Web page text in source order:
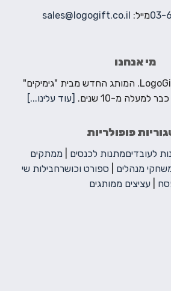
03-מייל: sales@logogift.co.il
מי אנחנו
ברוכים הבאים ל- LogoGift. המותג החדש מבית "גימיקים"
מ-10 שנים.
[עוד עלינו...]
פופולריות
לעובדיםמתנות לכנסים
ממתקים
מנהלים ספורט וכושרחבילות שי
עציצים ממותגים